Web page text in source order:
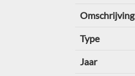
Omschrijving
Type
Jaar